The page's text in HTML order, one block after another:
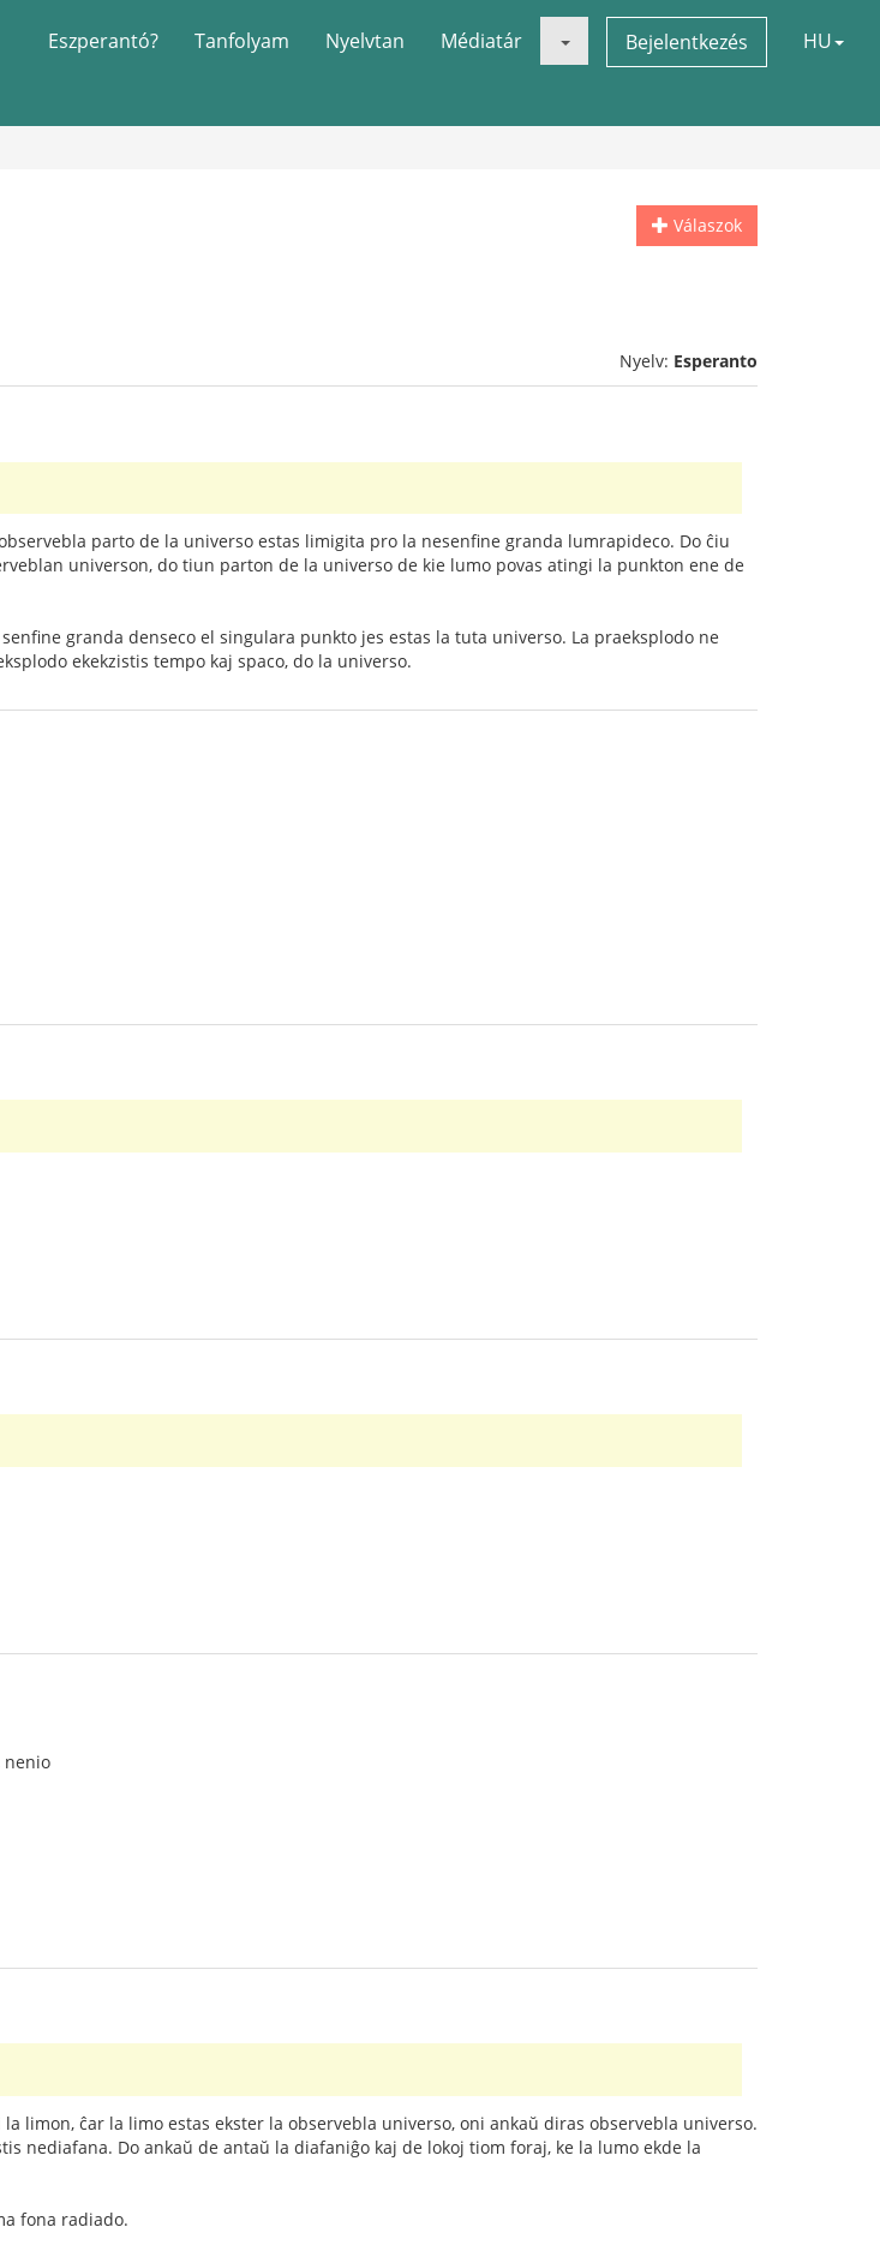
Eszperantó? Tanfolyam Nyelvtan Médiatár Bejelentkezés HU
Válaszok
Nyelv: Esperanto
parto de la universo estas limigita pro la nesenfine granda lumrapideco. Do ĉiu
universon, do tiun parton de la universo de kie lumo povas atingi la punkton ene de
granda denseco el singulara punkto jes estas la tuta universo. La praeksplodo ne
ekekzistis tempo kaj spaco, do la universo.
nenio
limon, ĉar la limo estas ekster la observebla universo, oni ankaŭ diras observebla universo.
nediafana. Do ankaŭ de antaŭ la diafaniĝo kaj de lokoj tiom foraj, ke la lumo ekde la
fona radiado.